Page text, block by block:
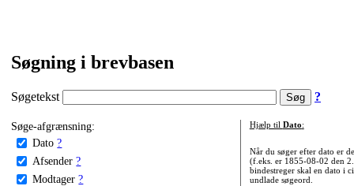
Søgning i brevbasen
Søgetekst ?
Søge-afgrænsning:
Dato ?
Afsender ?
Modtager ?
Hjælp til Dato:
Når du søger efter dato er
(f.eks. er 1855-08-02 den
bindestreger skal en dato i
undlade søgeord.